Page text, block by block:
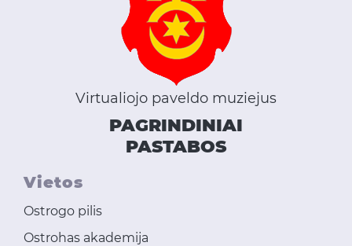
Virtualiojo paveldo muziejus
PAGRINDINIAI
PASTABOS
Vietos
Ostrogo pilis
Ostrohas akademija